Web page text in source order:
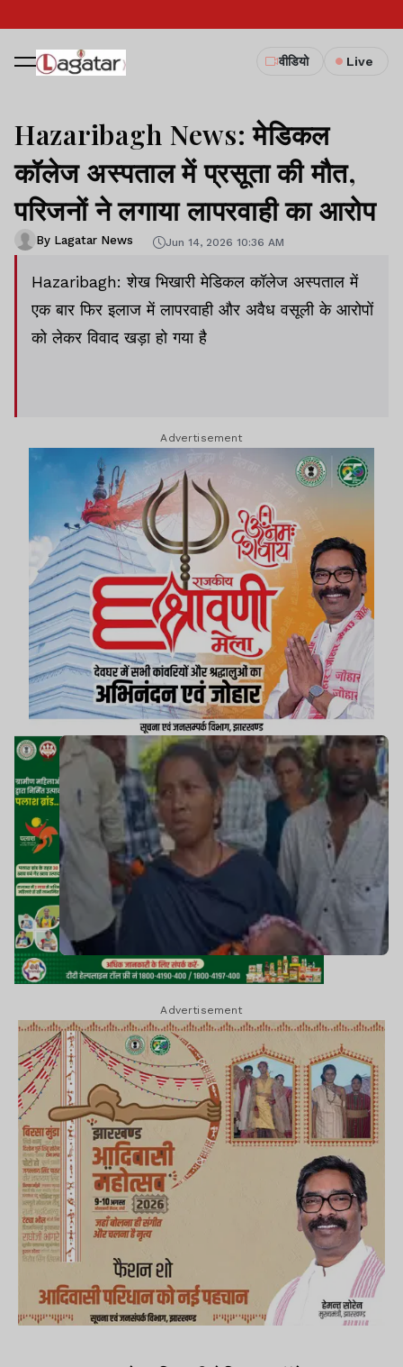
वीडियो Live
Hazaribagh News: मेडिकल
कॉलेज अस्पताल में प्रसूता की मौत,
परिजनों ने लगाया लापरवाही का आरोप
By Lagatar News Jun 14, 2026 10:36 AM
Hazaribagh: शेख भिखारी मेडिकल कॉलेज अस्पताल में
एक बार फिर इलाज में लापरवाही और अवैध वसूली के आरोपों
को लेकर विवाद खड़ा हो गया है
Advertisement
Advertisement